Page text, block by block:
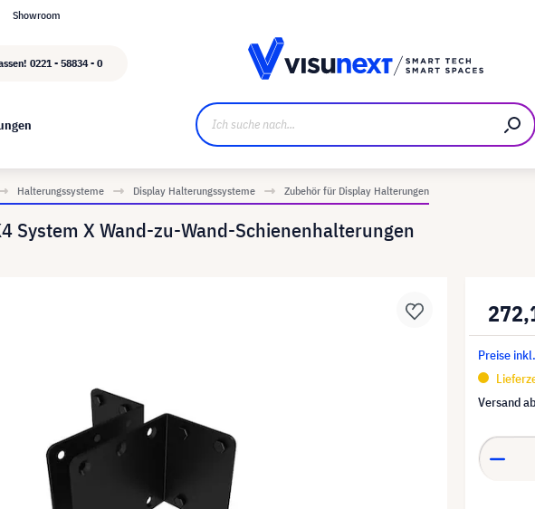
Showroom
0221 - 58834 - 0
Halterungssysteme Display Halterungssysteme Zubehör für Display Halterungen
System X Wand-zu-Wand-Schienenhalterungen
Preise
Versand